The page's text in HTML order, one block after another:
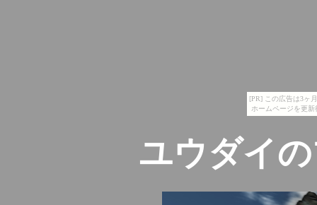
[PR] この広告は3ヶ
ホームページを更
ユウダイ